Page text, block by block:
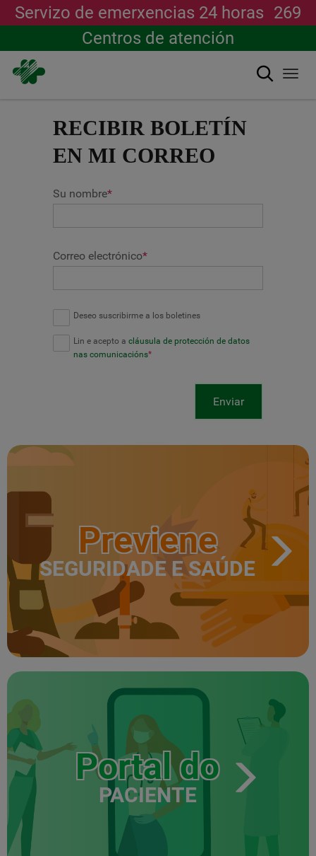
Servizo de emerxencias 24 horas 269
Centros de atención
Buscar
RECIBIR BOLETÍN
EN MI CORREO
Su nombre*
Correo electrónico*
Deseo suscribirme a los boletines
Lin e acepto a cláusula de protección de datos
nas comunicacións*
Enviar
Previene
SEGURIDADE E SAÚDE
Portal do
PACIENTE